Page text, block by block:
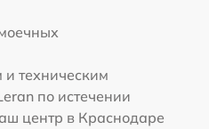
техническим
по истечении
центр в Краснодаре